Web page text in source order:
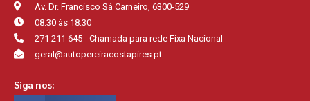
Av. Dr. Francisco Sá Carneiro, 6300-529
08:30 às 18:30
271 211 645 - Chamada para rede Fixa Nacional
geral@autopereiracostapires.pt
Siga nos: